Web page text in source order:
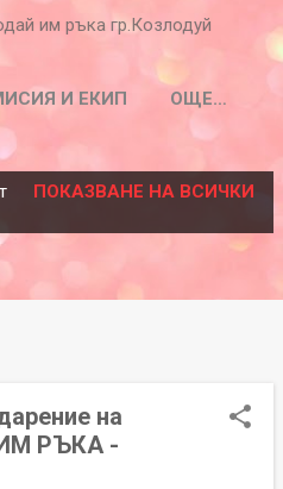
им ръка гр.Козлодуй
И ЕКИП ОЩЕ…
ПОКАЗВАНЕ НА ВСИЧКИ
на
РЪКА -